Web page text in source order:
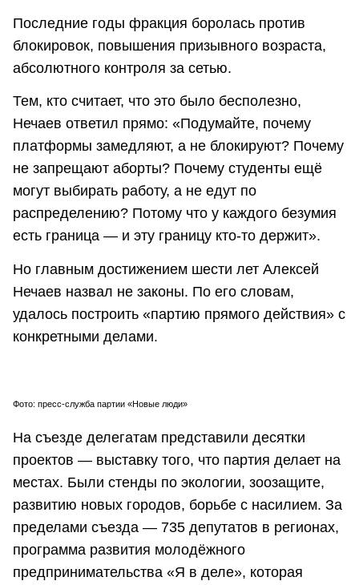
Последние годы фракция боролась против
блокировок, повышения призывного возраста,
абсолютного контроля за сетью.
Тем, кто считает, что это было бесполезно,
Нечаев ответил прямо: «Подумайте, почему
платформы замедляют, а не блокируют? Почему
не запрещают аборты? Почему студенты ещё
могут выбирать работу, а не едут по
распределению? Потому что у каждого безумия
есть граница — и эту границу кто-то держит».
Но главным достижением шести лет Алексей
Нечаев назвал не законы. По его словам,
удалось построить «партию прямого действия» с
конкретными делами.
Фото: пресс-служба партии «Новые люди»
На съезде делегатам представили десятки
проектов — выставку того, что партия делает на
местах. Были стенды по экологии, зоозащите,
развитию новых городов, борьбе с насилием. За
пределами съезда — 735 депутатов в регионах,
программа развития молодёжного
предпринимательства «Я в деле», которая